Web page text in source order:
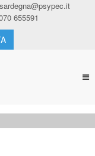
655591